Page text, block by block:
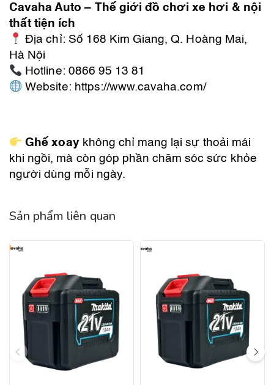
Cavaha Auto – Thế giới đồ chơi xe hơi & nội
thất tiện ích
Địa chỉ: Số 168 Kim Giang, Q. Hoàng Mai,
Hà Nội
Hotline: 0866 95 13 81
Website: https://www.cavaha.com/
Ghế xoay không chỉ mang lại sự thoải mái
khi ngồi, mà còn góp phần chăm sóc sức khỏe
người dùng mỗi ngày.
Sản phẩm liên quan